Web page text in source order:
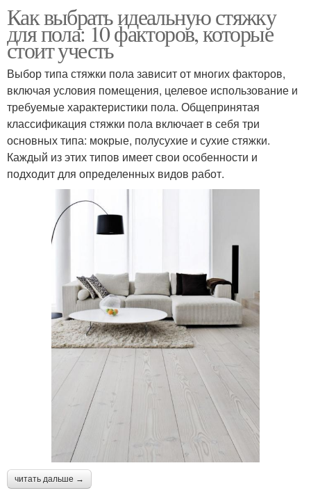
Как выбрать идеальную стяжку
для пола: 10 факторов, которые
стоит учесть
Выбор типа стяжки пола зависит от многих факторов,
включая условия помещения, целевое использование и
требуемые характеристики пола. Общепринятая
классификация стяжки пола включает в себя три
основных типа: мокрые, полусухие и сухие стяжки.
Каждый из этих типов имеет свои особенности и
подходит для определенных видов работ.
читать дальше →